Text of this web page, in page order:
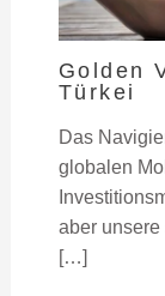
Golden
Türkei
Das
globalen
aber
[…]